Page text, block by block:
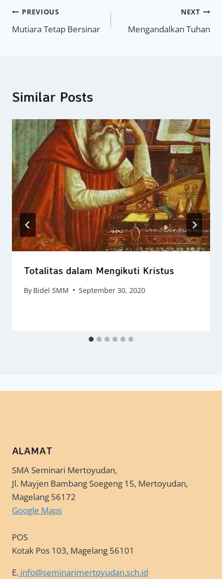
Navigasi
pos
PREVIOUS
Mutiara Tetap Bersinar
NEXT
Mengandalkan Tuhan
Similar Posts
Totalitas dalam Mengikuti Kristus
By Bidel SMM September 30, 2020
ALAMAT
SMA Seminari Mertoyudan,
Jl. Mayjen Bambang Soegeng 15, Mertoyudan,
Magelang 56172
Google Maps
POS
Kotak Pos 103, Magelang 56101
E. info@seminarimertoyudan.sch.id